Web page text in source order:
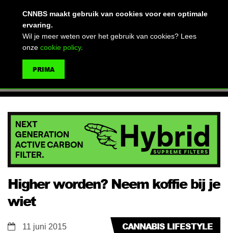
Higher worden? Neem koffie bij je
wiet
CANNABIS LIFESTYLE
11 juni 2015
CNNBS maakt gebruik van cookies voor een optimale
ervaring.
Wil je meer weten over het gebruik van cookies? Lees
onze cookie policy.
PRIMA